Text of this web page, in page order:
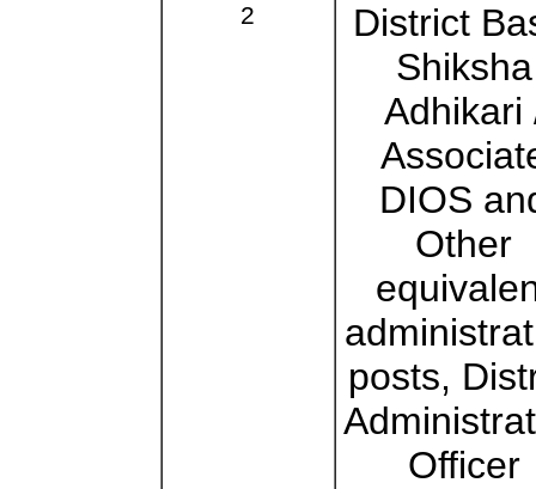
2
District
Shiksha
Adhikari
DIOS
Other
posts,
Officer